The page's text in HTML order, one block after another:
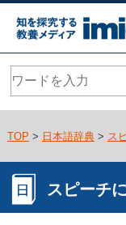
TOP > 日本語辞典> ス
スピーチ